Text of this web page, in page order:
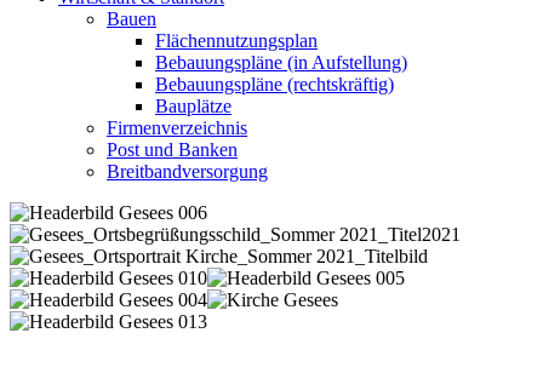
Bauen
Flächennutzungsplan
Bebauungspläne (in Aufstellung)
Bebauungspläne (rechtskräftig)
Bauplätze
Firmenverzeichnis
Post und Banken
Breitbandversorgung